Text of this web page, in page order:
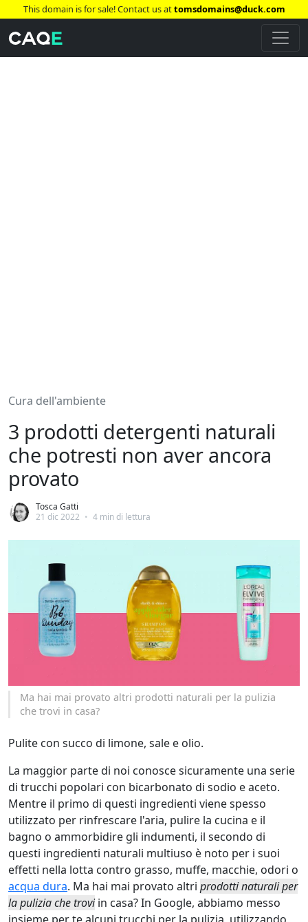
This domain is for sale! Contact us attomsdomains@duck.com
Cura dell'ambiente
3 prodotti detergenti naturali
che potresti non aver ancora
provato
Tosca Gatti
21 dic 2022 • 4 min di lettura
Ma hai mai provato altri prodotti naturali per la pulizia
che trovi in casa?
Pulite con succo di limone, sale e olio.
La maggior parte di noi conosce sicuramente una serie
di trucchi popolari con bicarbonato di sodio e aceto.
Mentre il primo di questi ingredienti viene spesso
utilizzato per rinfrescare l'aria, pulire la cucina e il
bagno o ammorbidire gli indumenti, il secondo di
questi ingredienti naturali multiuso è noto per i suoi
effetti nella lotta contro grasso, muffe, macchie, odori o
acqua dura. Ma hai mai provato altri prodotti naturali per
la pulizia che troviin casa? In Google, abbiamo messo